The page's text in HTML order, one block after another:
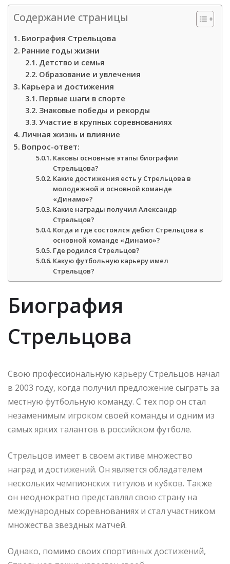
Содержание страницы
Биография Стрельцова
Ранние годы жизни
Детство и семья
Образование и увлечения
Карьера и достижения
Первые шаги в спорте
Знаковые победы и рекорды
Участие в крупных соревнованиях
Личная жизнь и влияние
Вопрос-ответ:
Каковы основные этапы биографии
Стрельцова?
Какие достижения есть у Стрельцова в
молодежной и основной команде
«Динамо»?
Какие награды получил Александр
Стрельцов?
Когда и где состоялся дебют Стрельцова в
основной команде «Динамо»?
Где родился Стрельцов?
Какую футбольную карьеру имел
Стрельцов?
Биография
Стрельцова
Свою профессиональную карьеру Стрельцов начал
в 2003 году, когда получил предложение сыграть за
местную футбольную команду. С тех пор он стал
незаменимым игроком своей команды и одним из
самых ярких талантов в российском футболе.
Стрельцов имеет в своем активе множество
наград и достижений. Он является обладателем
нескольких чемпионских титулов и кубков. Также
он неоднократно представлял свою страну на
международных соревнованиях и стал участником
множества звездных матчей.
Однако, помимо своих спортивных достижений,